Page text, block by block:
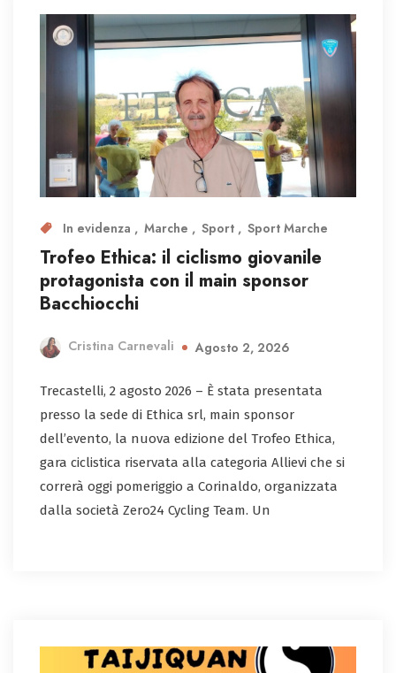
In evidenza Marche Sport Sport Marche
Trofeo Ethica: il ciclismo giovanile
protagonista con il main sponsor
Bacchiocchi
Cristina Carnevali Agosto 2, 2026
Trecastelli, 2 agosto 2026 – È stata presentata
presso la sede di Ethica srl, main sponsor
dell’evento, la nuova edizione del Trofeo Ethica,
gara ciclistica riservata alla categoria Allievi che si
correrà oggi pomeriggio a Corinaldo, organizzata
dalla società Zero24 Cycling Team. Un